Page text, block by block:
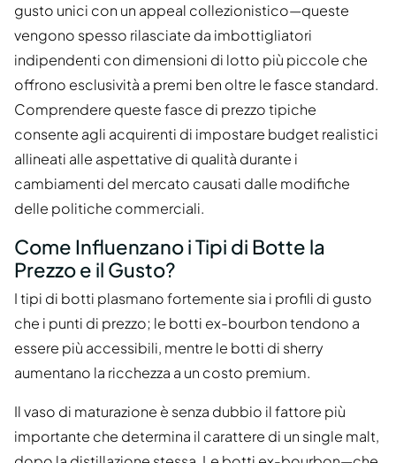
gusto unici con un appeal collezionistico—queste
vengono spesso rilasciate da imbottigliatori
indipendenti con dimensioni di lotto più piccole che
offrono esclusività a premi ben oltre le fasce standard.
Comprendere queste fasce di prezzo tipiche
consente agli acquirenti di impostare budget realistici
allineati alle aspettative di qualità durante i
cambiamenti del mercato causati dalle modifiche
delle politiche commerciali.
Come Influenzano i Tipi di Botte la
Prezzo e il Gusto?
I tipi di botti plasmano fortemente sia i profili di gusto
che i punti di prezzo; le botti ex-bourbon tendono a
essere più accessibili, mentre le botti di sherry
aumentano la ricchezza a un costo premium.
Il vaso di maturazione è senza dubbio il fattore più
importante che determina il carattere di un single malt,